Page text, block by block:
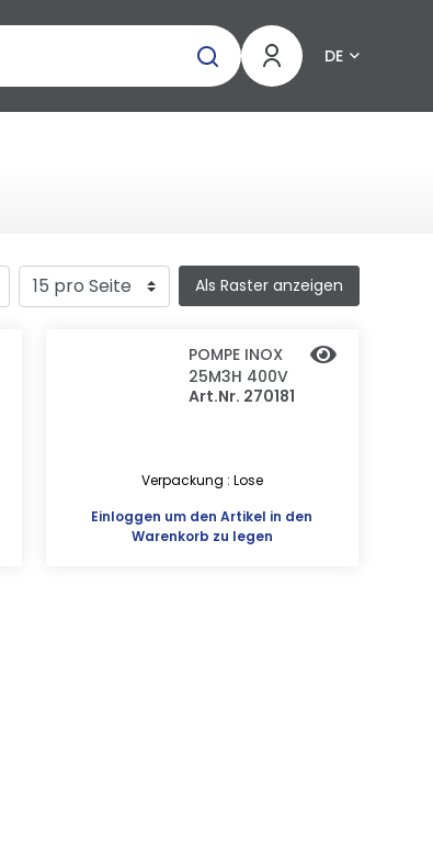
DE
Als Raster anzeigen
POMPE INOX
25M3H 400V
Art.Nr. 270181
Verpackung : Lose
Einloggen um den Artikel in den
Warenkorb zu legen